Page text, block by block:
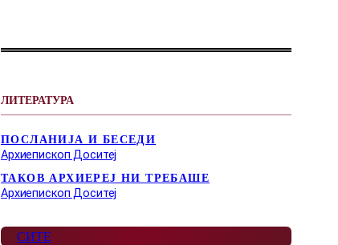
ЛИТЕРАТУРА
ПОСЛАНИЈА И БЕСЕДИ
Архиепископ Доситеј
ТАКОВ АРХИЕРЕЈ НИ ТРЕБАШЕ
Архиепископ Доситеј
СИТЕ